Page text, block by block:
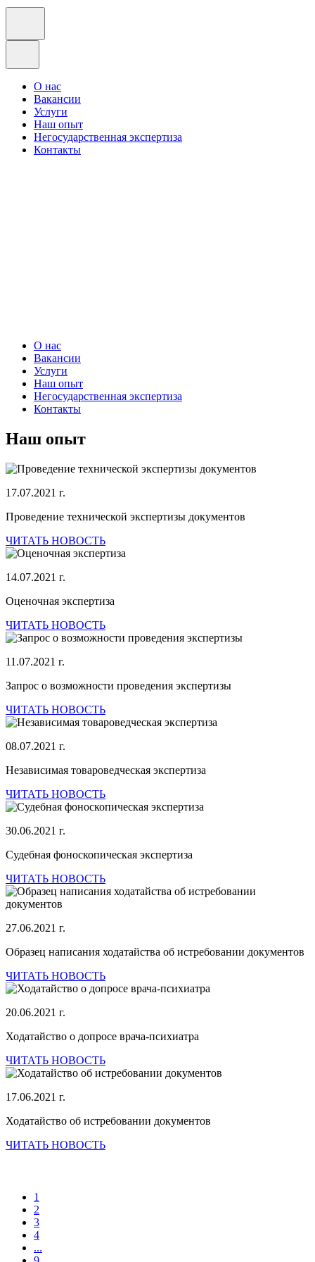
О нас
Вакансии
Услуги
Наш опыт
Негосударственная экспертиза
Контакты
О нас
Вакансии
Услуги
Наш опыт
Негосударственная экспертиза
Контакты
Наш опыт
17.07.2021 г.
Проведение технической экспертизы документов
ЧИТАТЬ НОВОСТЬ
14.07.2021 г.
Оценочная экспертиза
ЧИТАТЬ НОВОСТЬ
11.07.2021 г.
Запрос о возможности проведения экспертизы
ЧИТАТЬ НОВОСТЬ
08.07.2021 г.
Независимая товароведческая экспертиза
ЧИТАТЬ НОВОСТЬ
30.06.2021 г.
Судебная фоноскопическая экспертиза
ЧИТАТЬ НОВОСТЬ
27.06.2021 г.
Образец написания ходатайства об истребовании документов
ЧИТАТЬ НОВОСТЬ
20.06.2021 г.
Ходатайство о допросе врача-психиатра
ЧИТАТЬ НОВОСТЬ
17.06.2021 г.
Ходатайство об истребовании документов
ЧИТАТЬ НОВОСТЬ
1
2
3
4
...